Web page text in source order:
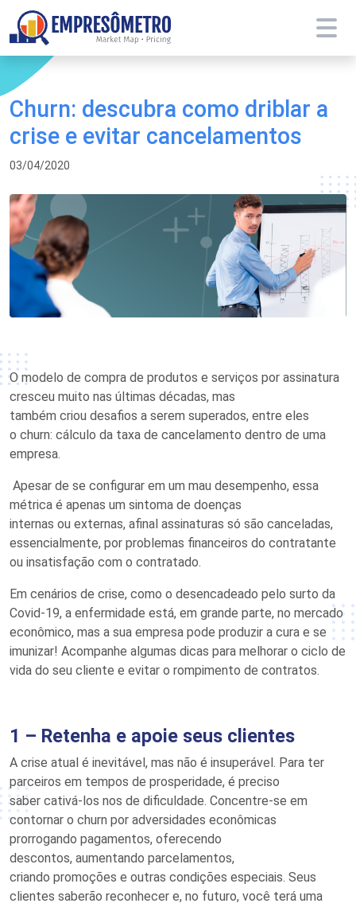
Churn: descubra como driblar a
crise e evitar cancelamentos
03/04/2020
O modelo de compra de produtos e serviços por assinatura
cresceu muito nas últimas décadas, mas
também criou desafios a serem superados, entre eles
o churn: cálculo da taxa de cancelamento dentro de uma
empresa.
Apesar de se configurar em um mau desempenho, essa
métrica é apenas um sintoma de doenças
internas ou externas, afinal assinaturas só são canceladas,
essencialmente, por problemas financeiros do contratante
ou insatisfação com o contratado.
Em cenários de crise, como o desencadeado pelo surto da
Covid-19, a enfermidade está, em grande parte, no mercado
econômico, mas a sua empresa pode produzir a cura e se
imunizar! Acompanhe algumas dicas para melhorar o ciclo de
vida do seu cliente e evitar o rompimento de contratos.
1 – Retenha e apoie seus clientes
A crise atual é inevitável, mas não é insuperável. Para ter
parceiros em tempos de prosperidade, é preciso
saber cativá-los nos de dificuldade. Concentre-se em
contornar o churn por adversidades econômicas
prorrogando pagamentos, oferecendo
descontos, aumentando parcelamentos,
criando promoções e outras condições especiais. Seus
clientes saberão reconhecer e, no futuro, você terá uma